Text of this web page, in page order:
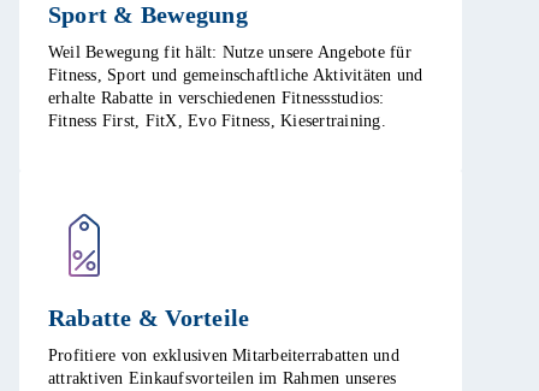
Sport & Bewegung​
Weil Bewegung fit hält: Nutze unsere Angebote für
Fitness, Sport und gemeinschaftliche Aktivitäten und
erhalte Rabatte in verschiedenen Fitnessstudios:
Fitness First, FitX, Evo Fitness, Kiesertraining.​
Rabatte & Vorteile​
Profitiere von exklusiven Mitarbeiterrabatten und
attraktiven Einkaufsvorteilen im Rahmen unseres